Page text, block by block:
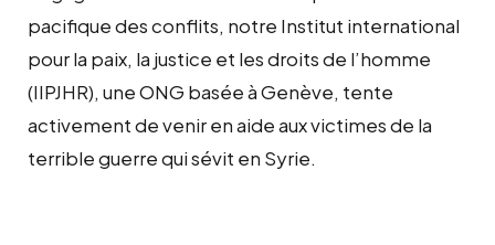
pacifique des conflits, notre Institut international
pour la paix, la justice et les droits de l’homme
(IIPJHR), une ONG basée à Genève, tente
activement de venir en aide aux victimes de la
terrible guerre qui sévit en Syrie.